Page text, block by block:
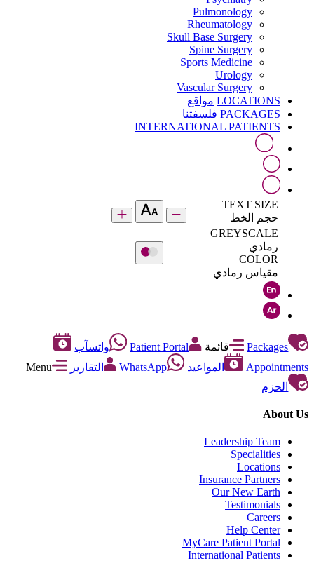
Pulmonology
Rheumatology
Skull Base Surgery
Spine Surgery
Sports Medicine
Urology
Vascular Surgery
LOCATIONS مواقع
PACKAGES فلسفتنا
INTERNATIONAL PATIENTS
TEXT SIZE
حجم الخط
GREYSCALE
رمادي
COLOR
مقياس رمادي
Packages قائمة Patient Portal
واتسآب
Appointments
المواعيد WhatsApp التقارير
Menu
الحزم
About Us
Leadership Team
Specialities
Locations
Insurance Partners
Our New Earth
Testimonials
Careers
Help Center
MyCare Patient Portal
International Patients